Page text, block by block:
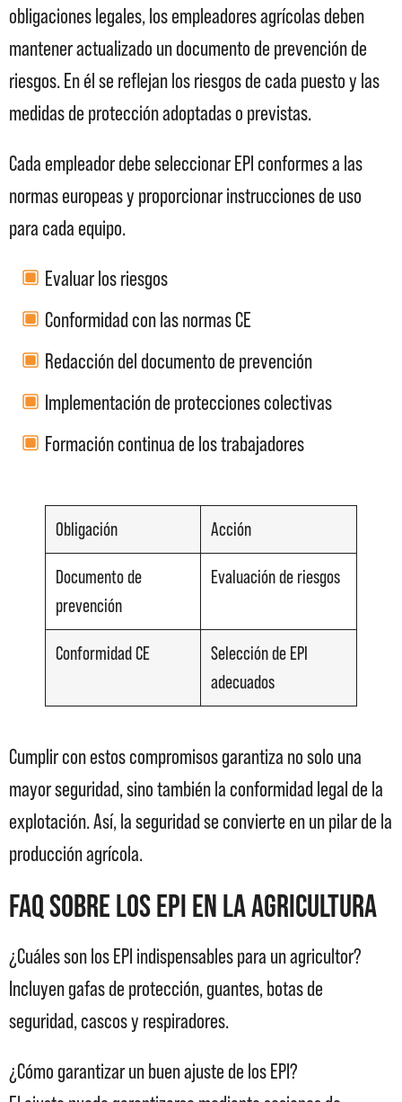
obligaciones legales, los empleadores agrícolas deben
mantener actualizado un documento de prevención de
riesgos. En él se reflejan los riesgos de cada puesto y las
medidas de protección adoptadas o previstas.
Cada empleador debe seleccionar EPI conformes a las
normas europeas y proporcionar instrucciones de uso
para cada equipo.
Evaluar los riesgos
Conformidad con las normas CE
Redacción del documento de prevención
Implementación de protecciones colectivas
Formación continua de los trabajadores
Obligación Acción
Documento de
prevención
Evaluación de riesgos
Conformidad CE
Selección de EPI
adecuados
Cumplir con estos compromisos garantiza no solo una
mayor seguridad, sino también la conformidad legal de la
explotación. Así, la seguridad se convierte en un pilar de la
producción agrícola.
FAQ sobre los EPI en la agricultura
¿Cuáles son los EPI indispensables para un agricultor?
Incluyen gafas de protección, guantes, botas de
seguridad, cascos y respiradores.
¿Cómo garantizar un buen ajuste de los EPI?